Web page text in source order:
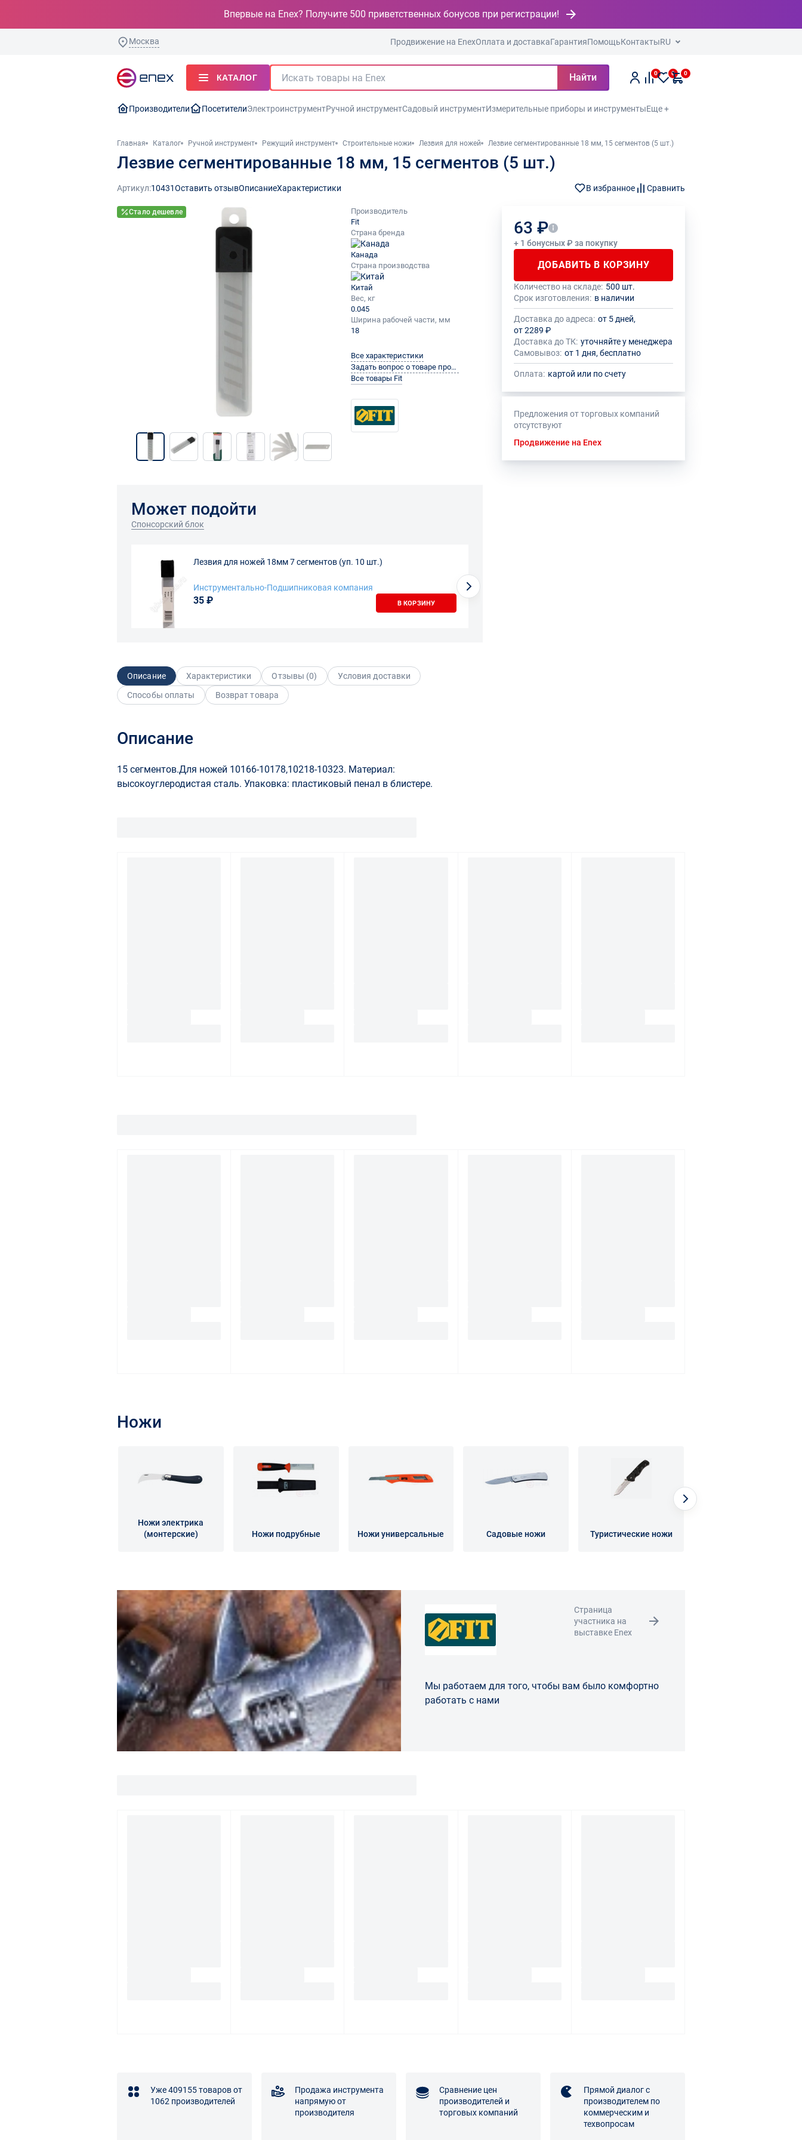
Впервые на Enex? Получите 500 приветственных бонусов при регистрации!
Москва Продвижение на EnexОплата и доставкаГарантияПомощьКонтактыRU
КАТАЛОГ Найти 0 0 0
Производители ПосетителиЭлектроинструментРучной инструментСадовый инструментИзмерительные приборы и инструментыЕще +
Главная Каталог Ручной инструмент Режущий инструмент Строительные ножи Лезвия для ножей Лезвие сегментированные 18 мм, 15 сегментов (5 шт.)
Лезвие сегментированные 18 мм, 15 сегментов (5 шт.)
Артикул:10431Оставить отзывОписаниеХарактеристики В избранное Сравнить
Стало дешевле
Производитель
Fit
Страна бренда
Канада
Страна производства
Китай
Вес, кг
0.045
Ширина рабочей части, мм
18
Все характеристики
Задать вопрос о товаре производителю
Все товары Fit
63 ₽
+ 1 бонусных ₽ за покупку
ДОБАВИТЬ В КОРЗИНУ
Общее количество данного товара должно
быть кратно размеру упаковки (1 шт.)
На данный товар производителем
установлено ограничение по размеру
минимального заказа
Количество на складе: 500 шт.
Срок изготовления: в наличии
Доставка до адреса: от 5 дней,
от 2289 ₽
Доставка до ТК: уточняйте у менеджера
Самовывоз: от 1 дня, бесплатно
Оплата: картой или по счету
Предложения от торговых компаний
отсутствуют
Продвижение на Enex
Может подойти
Спонсорский блок
Лезвия для ножей 18мм 7 сегментов (уп. 10 шт.)
Инструментально-Подшипниковая компания
35 ₽ В КОРЗИНУ
Описание Характеристики Отзывы (0)
Условия доставки
Способы оплаты
Возврат товара
Описание
15 сегментов.Для ножей 10166-10178,10218-10323. Материал:
высокоуглеродистая сталь. Упаковка: пластиковый пенал в блистере.
Ножи
Ножи электрика
(монтерские)
Ножи подрубные Ножи универсальные Садовые ножи Туристические ножи
Страница
участника на
выставке Enex
Мы работаем для того, чтобы вам было комфортно
работать с нами
Уже 409155 товаров от
1062 производителей
Продажа инструмента
напрямую от
производителя
Сравнение цен
производителей и
торговых компаний
Прямой диалог с
производителем по
коммерческим и
техвопросам